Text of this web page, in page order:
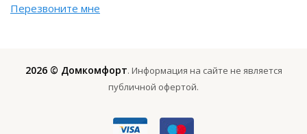
Перезвоните мне
2026 © Домкомфорт. Информация на сайте не является
публичной офертой.